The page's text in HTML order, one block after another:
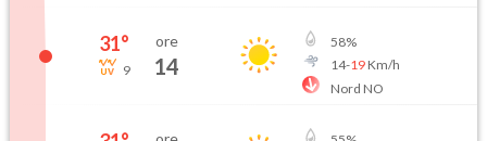
31°
9
ore
14
58%
14-19Km/h
Nord NO